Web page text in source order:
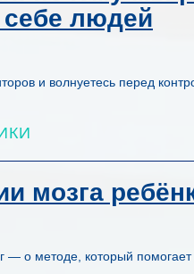
себе людей
и волнуетесь перед
мозга
о методе, который помогает